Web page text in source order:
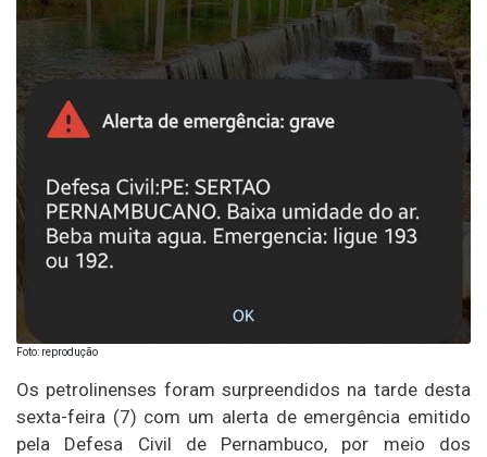
Foto: reprodução
Os petrolinenses foram surpreendidos na tarde desta
sexta-feira (7) com um alerta de emergência emitido
pela Defesa Civil de Pernambuco, por meio dos